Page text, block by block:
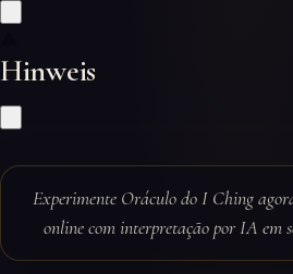
Hinweis
Experimente Oráculo do I Ching
online com interpretação por IA em